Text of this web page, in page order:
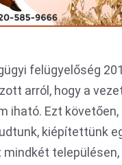
felügyelőség
arról, hogy a
iható. Ezt követően,
kiépítettünk
településen,